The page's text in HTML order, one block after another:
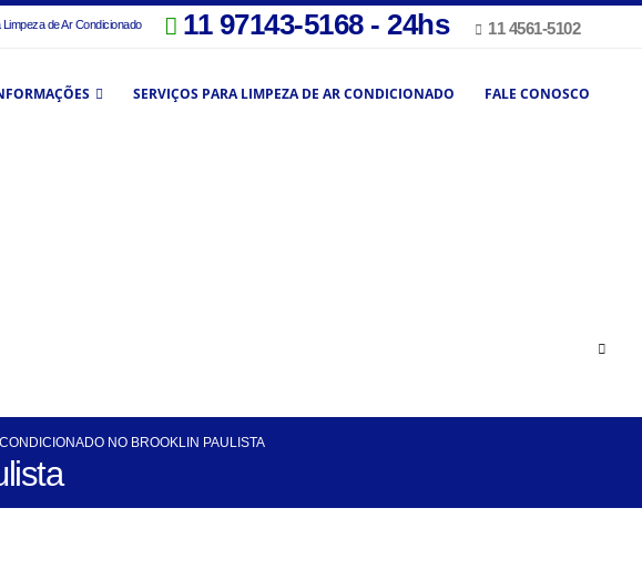
de Ar Condicionado 11 97143-5168 - 24hs 11 4561-5102
SERVIÇOS PARA LIMPEZA DE AR CONDICIONADO FALE CONOSCO
NO BROOKLIN PAULISTA